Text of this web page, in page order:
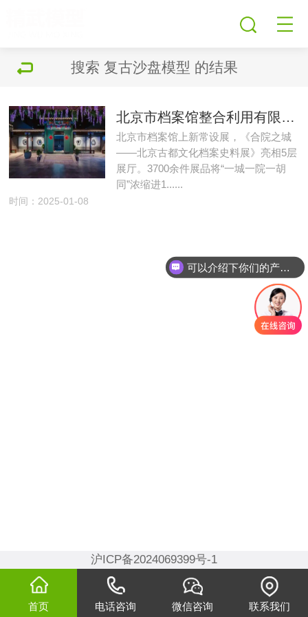
搜索 复古沙盘模型 的结果
北京市档案馆整合利用有限资源制作沙盘模型复原五十年代初北京城的原貌
北京市档案馆上新常设展，《合院之城
——北京古都文化档案史料展》亮相5层
展厅。3700余件展品将“一城一院一胡
同”浓缩进1......
时间：2025-01-08
沪ICP备2024069399号-1
首页 电话咨询 微信咨询 联系我们
可以介绍下你们的产品么